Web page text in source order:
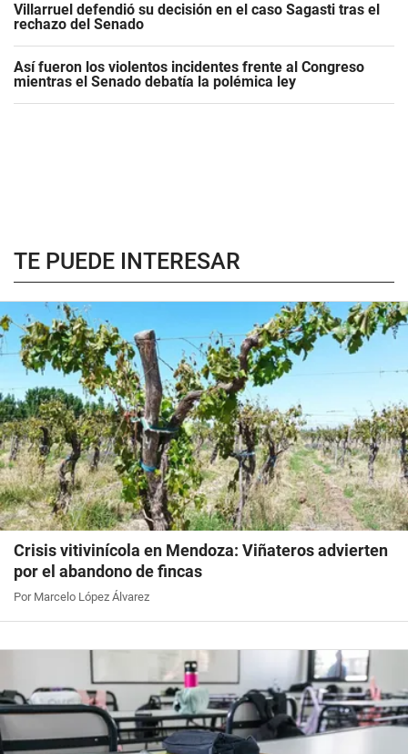
Villarruel defendió su decisión en el caso Sagasti tras el
rechazo del Senado
Así fueron los violentos incidentes frente al Congreso
mientras el Senado debatía la polémica ley
TE PUEDE INTERESAR
Crisis vitivinícola en Mendoza: Viñateros advierten
por el abandono de fincas
Por Marcelo López Álvarez